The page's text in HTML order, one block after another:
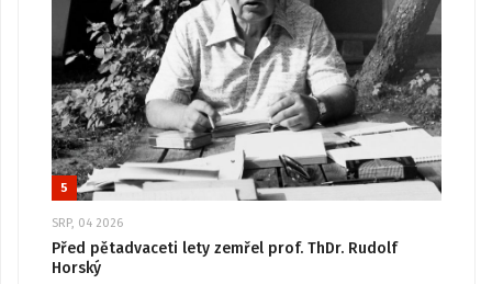
5
SRP, 04 2026
Před pětadvaceti lety zemřel prof. ThDr. Rudolf
Horský